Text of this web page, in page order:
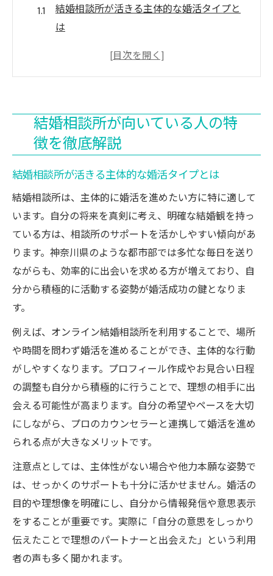
結婚相談所が活きる主体的な婚活タイプと
は
効率重視の婚活に結婚相談所が最適な理由
結婚相談所のプロサポートが安心な人の特
徴
恋愛経験が少ない方にも結婚相談所は安心
恋愛経験ゼロでも結婚相談所で安心婚活
結婚相談所なら不器用な方も成婚しやすい
理由
会話が苦手な方に結婚相談所が向くポイン
ト
結婚相談所でプロがリードする安心感とは
方
多忙な人こそ結婚相談所のメリットが光る理由
多忙でも効率よく婚活できる結婚相談所の
強み
結婚相談所でスケジュール調整が簡単な理
由
結婚相談所が多忙層の婚活を支えるポイン
ト
結婚相談所のオンライン活用で時間を有効
活用
結婚相談所の効率的な活動で成婚率が高ま
る仕組み
オンライン結婚相談所の賢い活用法とは
結婚相談所が向いている人の特
徴を徹底解説
結婚相談所が活きる主体的な婚活タイプとは
結婚相談所は、主体的に婚活を進めたい方に特に適して
います。自分の将来を真剣に考え、明確な結婚観を持っ
ている方は、相談所のサポートを活かしやすい傾向があ
ります。神奈川県のような都市部では多忙な毎日を送り
ながらも、効率的に出会いを求める方が増えており、自
分から積極的に活動する姿勢が婚活成功の鍵となりま
す。
例えば、オンライン結婚相談所を利用することで、場所
や時間を問わず婚活を進めることができ、主体的な行動
がしやすくなります。プロフィール作成やお見合い日程
の調整も自分から積極的に行うことで、理想の相手に出
会える可能性が高まります。自分の希望やペースを大切
にしながら、プロのカウンセラーと連携して婚活を進め
られる点が大きなメリットです。
注意点としては、主体性がない場合や他力本願な姿勢で
は、せっかくのサポートも十分に活かせません。婚活の
目的や理想像を明確にし、自分から情報発信や意思表示
をすることが重要です。実際に「自分の意思をしっかり
伝えたことで理想のパートナーと出会えた」という利用
者の声も多く聞かれます。